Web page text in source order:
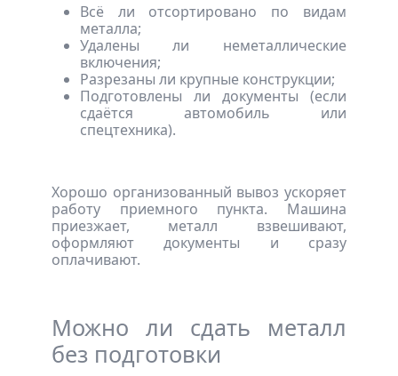
Всё ли отсортировано по видам
металла;
Удалены ли неметаллические
включения;
Разрезаны ли крупные конструкции;
Подготовлены ли документы (если
сдаётся автомобиль или
спецтехника).
Хорошо организованный вывоз ускоряет
работу приемного пункта. Машина
приезжает, металл взвешивают,
оформляют документы и сразу
оплачивают.
Можно ли сдать металл
без подготовки